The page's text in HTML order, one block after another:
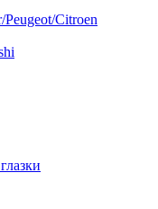
Citroen